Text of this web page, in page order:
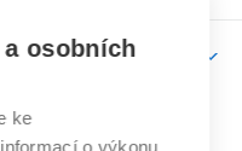
osobních
ke
o výkonu